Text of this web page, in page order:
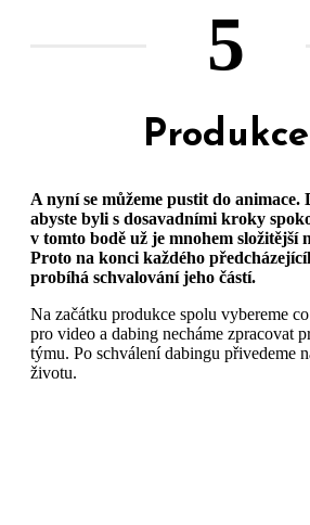
5
Produkce
A nyní se můžeme pustit do animace.
abyste byli s dosavadními kroky
v tomto bodě už je mnohem složitější
Proto na konci každého
probíhá schvalování jeho částí.
Na začátku produkce spolu vybereme
pro video a dabing necháme zpracovat
týmu. Po schválení dabingu přivedeme
životu.